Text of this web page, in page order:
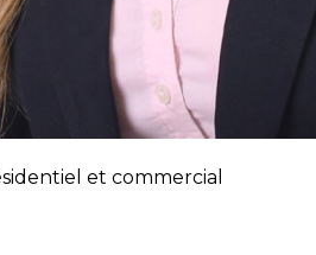
et commercial